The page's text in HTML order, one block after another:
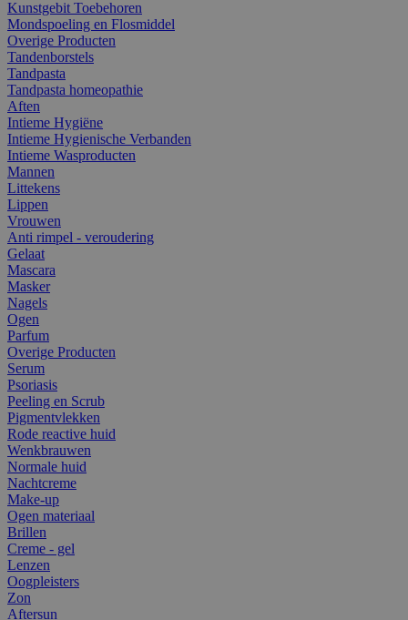
Kunstgebit Toebehoren
Mondspoeling en Flosmiddel
Overige Producten
Tandenborstels
Tandpasta
Tandpasta homeopathie
Aften
Intieme Hygiëne
Intieme Hygienische Verbanden
Intieme Wasproducten
Mannen
Littekens
Lippen
Vrouwen
Anti rimpel - veroudering
Gelaat
Mascara
Masker
Nagels
Ogen
Parfum
Overige Producten
Serum
Psoriasis
Peeling en Scrub
Pigmentvlekken
Rode reactive huid
Wenkbrauwen
Normale huid
Nachtcreme
Make-up
Ogen materiaal
Brillen
Creme - gel
Lenzen
Oogpleisters
Zon
Aftersun